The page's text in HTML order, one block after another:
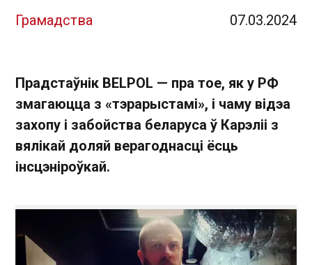
Грамадства 07.03.2024
Прадстаўнік BELPOL — пра тое, як у РФ
змагаюцца з «тэрарыстамі», і чаму відэа
захопу і забойства беларуса ў Карэліі з
вялікай доляй верагоднасці ёсць
інсцэніроўкай.